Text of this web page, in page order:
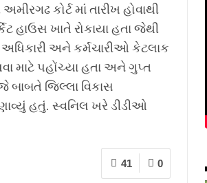
કોર્ટ માં તારીખ હોવાથી
હાઉસ ખાતે રોકાયા હતા જેથી
અને કર્મચારીઓ કેટલાક
માટે પહોંચ્યા હતા અને ગુપ્ત
જિલ્લા વિકાસ
હતું. સ્વનિલ ખરે ડીડીઓ
0
41